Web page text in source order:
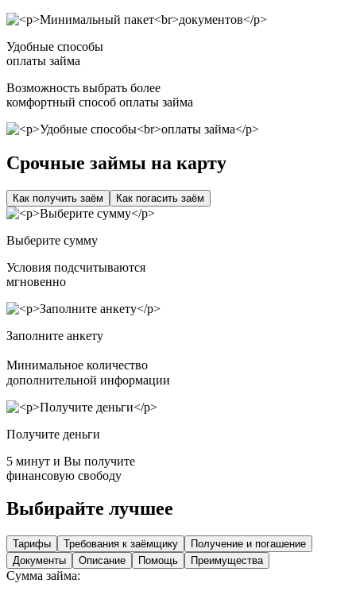
Удобные способы
оплаты займа
Возможность выбрать более
комфортный способ оплаты займа
Срочные займы на карту
Как получить заём Как погасить заём
Выберите сумму
Условия подсчитываются
мгновенно
Заполните анкету
Минимальное количество
дополнительной информации
Получите деньги
5 минут и Вы получите
финансовую свободу
Выбирайте лучшее
Тарифы Требования к заёмщику
Получение и погашение
Документы
Описание Помощь Преимущества
Сумма займа: